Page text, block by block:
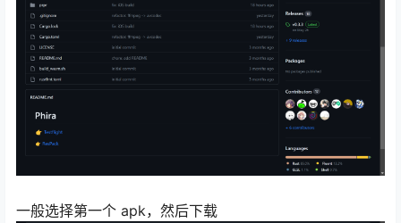
一般选择第一个 apk，然后下载